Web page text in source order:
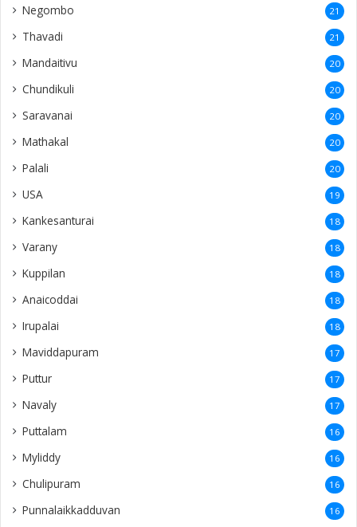
Negombo 21
Thavadi 21
Mandaitivu 20
Chundikuli 20
Saravanai 20
Mathakal 20
Palali 20
USA 19
Kankesanturai 18
Varany 18
Kuppilan 18
Anaicoddai 18
Irupalai 18
Maviddapuram 17
Puttur 17
Navaly 17
Puttalam 16
Myliddy 16
Chulipuram 16
Punnalaikkadduvan 16